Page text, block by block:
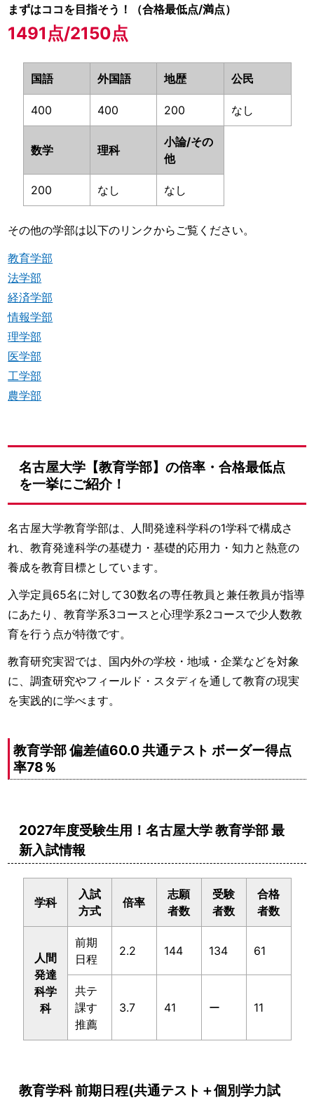
まずはココを目指そう！（合格最低点/満点）
1491点/2150点
国語 外国語 地歴 公民
400 400 200 なし
数学 理科
小論/その
他
200 なし なし
その他の学部は以下のリンクからご覧ください。
教育学部
法学部
経済学部
情報学部
理学部
医学部
工学部
農学部
名古屋大学【教育学部】の倍率・合格最低点
を一挙にご紹介！
名古屋大学教育学部は、人間発達科学科の1学科で構成さ
れ、教育発達科学の基礎力・基礎的応用力・知力と熱意の
養成を教育目標としています。
入学定員65名に対して30数名の専任教員と兼任教員が指導
にあたり、教育学系3コースと心理学系2コースで少人数教
育を行う点が特徴です。
教育研究実習では、国内外の学校・地域・企業などを対象
に、調査研究やフィールド・スタディを通して教育の現実
を実践的に学べます。
教育学部 偏差値60.0 共通テスト ボーダー得点
率78％
2027年度受験生用！名古屋大学 教育学部 最
新入試情報
学科
入試
方式
倍率
志願
者数
受験
者数
合格
者数
人間
発達
科学
科
前期
日程
2.2 144 134 61
共テ
課す
推薦
3.7 41 ー 11
教育学科 前期日程(共通テスト＋個別学力試